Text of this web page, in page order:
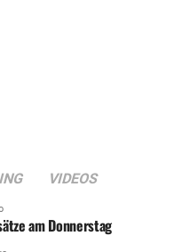
VIDEOS
am Donnerstag